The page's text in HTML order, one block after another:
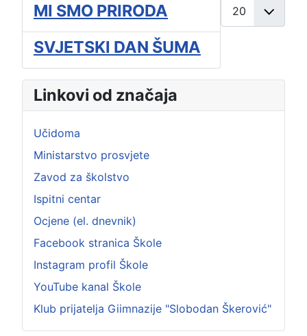
MI SMO PRIRODA
SVJETSKI DAN ŠUMA
Linkovi od značaja
Učidoma
Ministarstvo prosvjete
Zavod za školstvo
Ispitni centar
Ocjene (el. dnevnik)
Facebook stranica Škole
Instagram profil Škole
YouTube kanal Škole
Klub prijatelja Giimnazije "Slobodan Škerović"